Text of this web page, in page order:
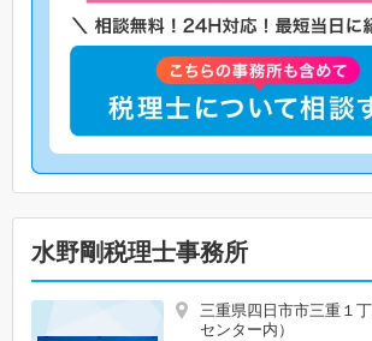
水野剛税理士事務所
三重県四日市市三重１
センター内）